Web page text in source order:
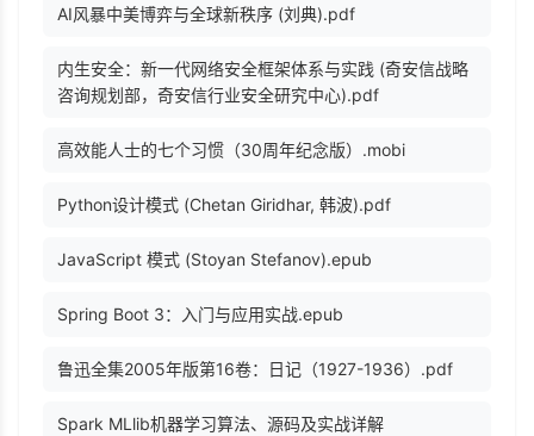
AI风暴中美博弈与全球新秩序 (刘典).pdf
内生安全：新一代网络安全框架体系与实践 (奇安信战略
咨询规划部，奇安信行业安全研究中心).pdf
高效能人士的七个习惯（30周年纪念版）.mobi
Python设计模式 (Chetan Giridhar, 韩波).pdf
JavaScript 模式 (Stoyan Stefanov).epub
Spring Boot 3：入门与应用实战.epub
鲁迅全集2005年版第16卷：日记（1927-1936）.pdf
Spark MLlib机器学习算法、源码及实战详解